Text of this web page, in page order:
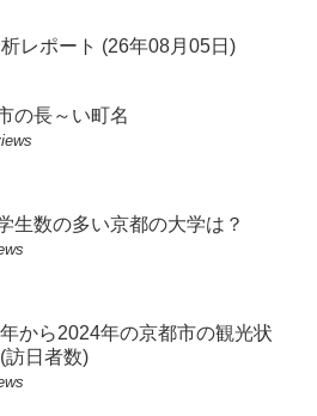
レポート (26年08月05日)
の長～い町名
生数の多い京都の大学は？
から2024年の京都市の観光状
日者数)